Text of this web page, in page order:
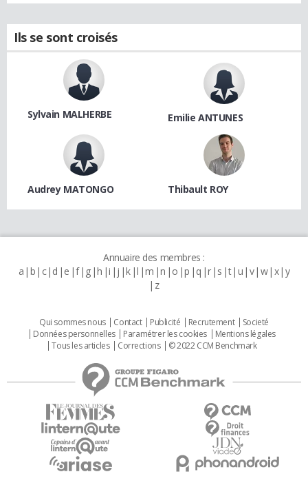
Ils se sont croisés
Sylvain MALHERBE Emilie ANTUNES
Audrey MATONGO Thibault ROY
Annuaire des membres :
a b c d e f g h i j k l m n o p q r s t u v w x y
z
Qui sommes nous Contact Publicité Recrutement
Societé
Données personnelles
Paramétrer les cookies
Mentions légales
Tous les articles
Corrections © 2022 CCM Benchmark